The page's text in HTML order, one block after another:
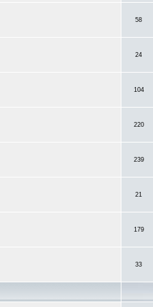
58
24
104
220
239
21
179
33